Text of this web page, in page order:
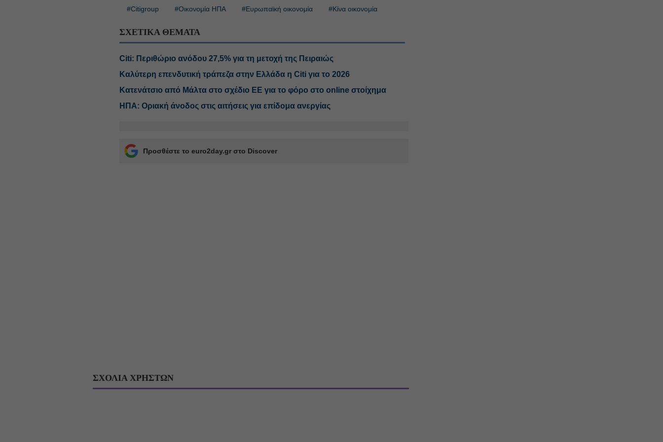
#Citigroup #Οικονομία ΗΠΑ #Ευρωπαϊκή οικονομία #Κίνα οικονομία
ΣΧΕΤΙΚΑ ΘΕΜΑΤΑ
Citi: Περιθώριο ανόδου 27,5% για τη μετοχή της Πειραιώς
Καλύτερη επενδυτική τράπεζα στην Ελλάδα η Citi για το 2026
Κατενάτσιο από Μάλτα στο σχέδιο ΕΕ για το φόρο στο online στοίχημα
ΗΠΑ: Οριακή άνοδος στις αιτήσεις για επίδομα ανεργίας
Προσθέστε το euro2day.gr στο Discover
ΣΧΟΛΙΑ ΧΡΗΣΤΩΝ